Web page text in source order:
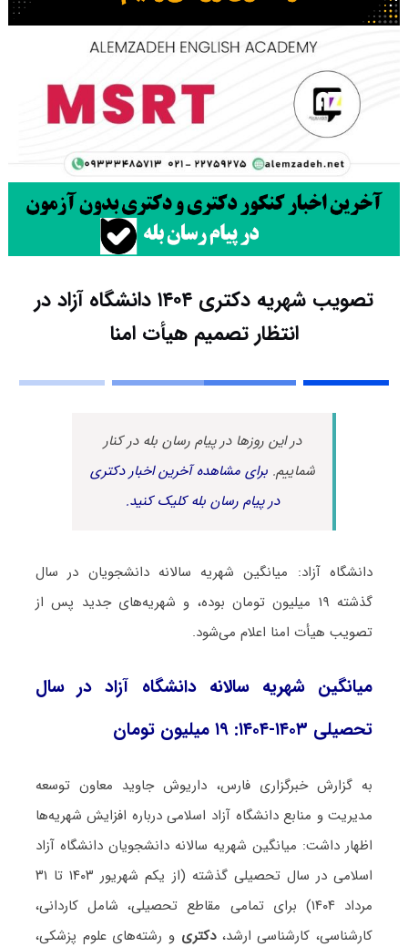
تصویب شهریه‌ دکتری ۱۴۰۴ دانشگاه آزاد در
انتظار تصمیم هیأت امنا
در این روزها در پیام رسان بله در کنار
شماییم.برای مشاهده آخرین اخبار دکتری
در پیام رسان بله کلیک کنید.
دانشگاه آزاد: میانگین شهریه سالانه دانشجویان در سال
گذشته ۱۹ میلیون تومان بوده، و شهریه‌های جدید پس از
تصویب هیأت امنا اعلام می‌شود.
میانگین شهریه سالانه دانشگاه آزاد در سال
تحصیلی ۱۴۰۳-۱۴۰۴: ۱۹ میلیون تومان
به گزارش خبرگزاری فارس، داریوش جاوید معاون توسعه
مدیریت و منابع دانشگاه آزاد اسلامی درباره افزایش شهریه‌ها
اظهار داشت: میانگین شهریه سالانه دانشجویان دانشگاه آزاد
اسلامی در سال تحصیلی گذشته (از یکم شهریور ۱۴۰۳ تا ۳۱
مرداد ۱۴۰۴) برای تمامی مقاطع تحصیلی، شامل کاردانی،
کارشناسی، کارشناسی ارشد،دکتری و رشته‌های علوم پزشکی،